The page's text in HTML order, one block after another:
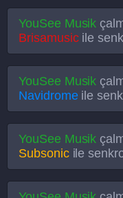
YouSee Musik
Brisamusicile
YouSee Musik
Navidromeile
YouSee Musik
Subsonicile